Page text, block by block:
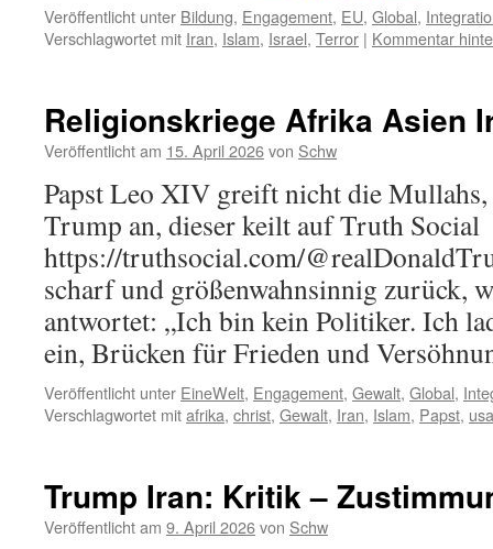
Veröffentlicht unter Bildung, Engagement, EU, Global,
Verschlagwortet mit Iran, Islam, Israel, Terror | Kommentar
Religionskriege Afrika Asien
Veröffentlicht am 15. April 2026von Schw
Papst Leo XIV greift nicht die
Trump an, dieser keilt auf Truth Social
https://truthsocial.com/
scharf und größenwahnsinnig zurück,
antwortet: „Ich bin kein Politiker. Ich
ein, Brücken für Frieden und
Veröffentlicht unter EineWelt, Engagement, Gewalt, Global,
Verschlagwortet mitafrika, christ, Gewalt, Iran, Islam, Papst, usa
Trump Iran: Kritik –
Veröffentlicht am 9. April 2026von Schw